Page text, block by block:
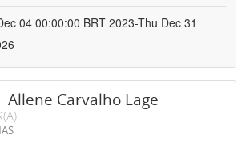
04 00:00:00 BRT 2023-Thu Dec 31
Allene Carvalho Lage